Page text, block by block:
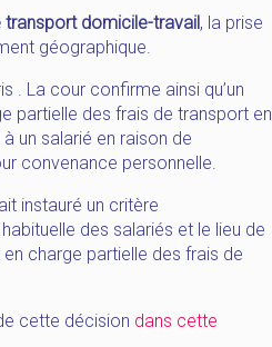
transport domicile-travail, la prise
géographique.
. La cour confirme ainsi qu’un
partielle des frais de transport en
un salarié en raison de
convenance personnelle.
instauré un critère
des salariés et le lieu de
charge partielle des frais de
cette décision dans cette